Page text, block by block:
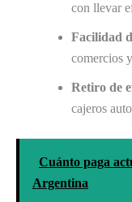
con llevar
Facilidad
comercios
Retiro de
cajeros
Cuánto paga
Argentina